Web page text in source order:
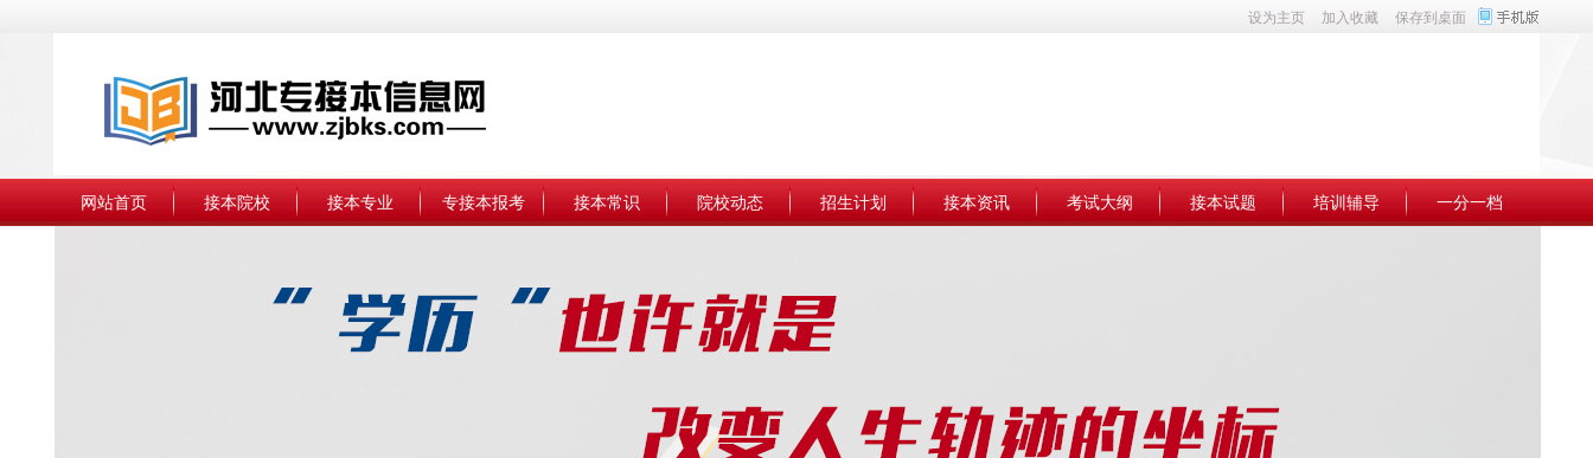
设为主页 加入收藏 保存到桌面
网站首页 接本院校 接本专业 专接本报考 接本常识 院校动态 招生计划 接本资讯 考试大纲 接本试题 培训辅导 一分一档